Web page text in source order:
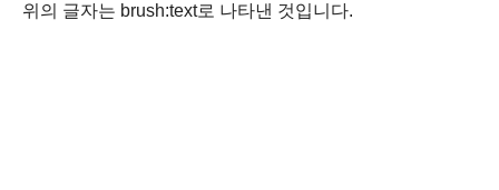
위의 글자는 brush:text로 나타낸 것입니다.